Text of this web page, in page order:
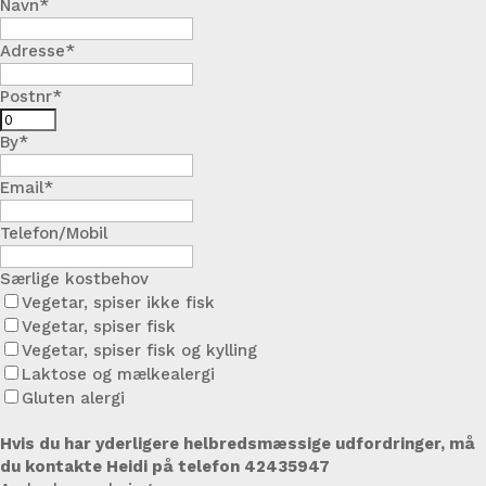
Navn*
Adresse*
Postnr*
By*
Email*
Telefon/Mobil
Særlige kostbehov
Vegetar, spiser ikke fisk
Vegetar, spiser fisk
Vegetar, spiser fisk og kylling
Laktose og mælkealergi
Gluten alergi
Hvis du har yderligere helbredsmæssige udfordringer, må
du kontakte Heidi på telefon 42435947